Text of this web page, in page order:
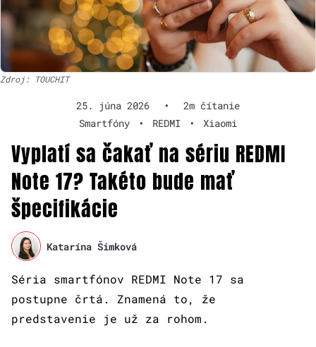
Zdroj: TOUCHIT
25. júna 2026 •
2m čítanie
Smartfóny
• REDMI • Xiaomi
Vyplatí sa čakať na sériu REDMI
Note 17? Takéto bude mať
špecifikácie
Katarína Šimková
Séria smartfónov REDMI Note 17 sa
postupne črtá. Znamená to, že
predstavenie je už za rohom.